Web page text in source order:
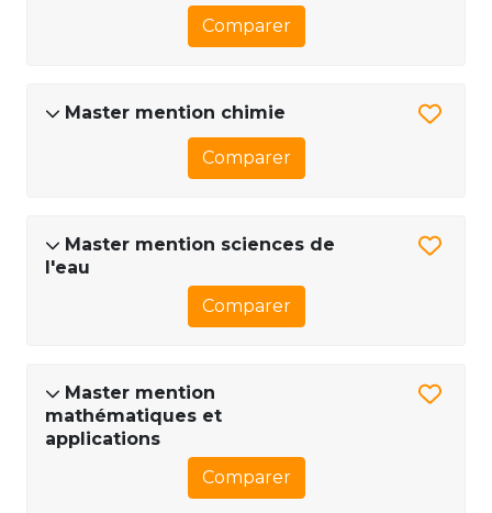
Comparer
Master mention chimie
Comparer
Master mention sciences de
l'eau
Comparer
Master mention
mathématiques et
applications
Comparer